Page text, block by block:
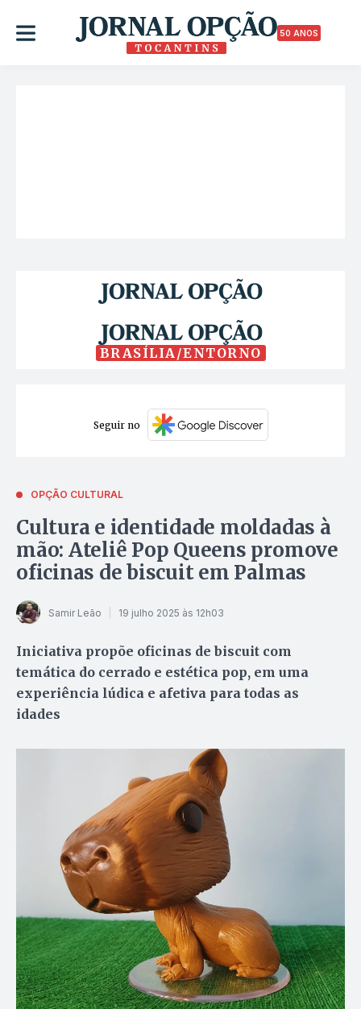
50 ANOS
BRASÍLIA/ENTORNO
Seguir no
OPÇÃO CULTURAL
Cultura e identidade moldadas à
mão: Ateliê Pop Queens promove
oficinas de biscuit em Palmas
Samir Leão 19 julho 2025 às 12h03
Iniciativa propõe oficinas de biscuit com
temática do cerrado e estética pop, em uma
experiência lúdica e afetiva para todas as
idades